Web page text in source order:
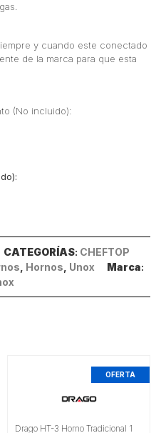
y cuando este conectado
de la marca para que esta
(No incluido):
CATEGORÍAS: CHEFTOP
Hornos Unox Marca:
OFERTA
Drago HT-3 Horno Tradicional 1